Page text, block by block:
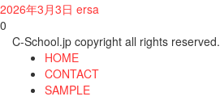
2026年3月3日 ersa
0
C-School.jp copyright all rights reserved.
HOME
CONTACT
SAMPLE